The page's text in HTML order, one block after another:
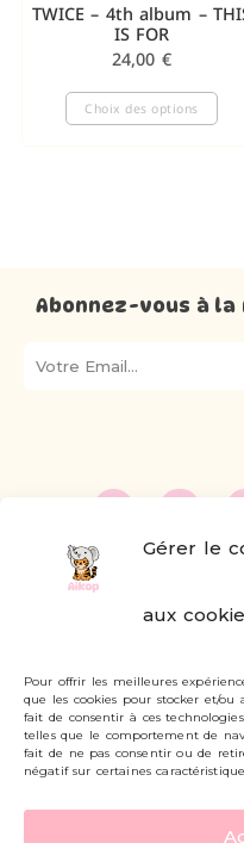
Gérer le
aux
Pour offrir les meilleures
que les cookies pour stocker et/ou
fait de consentir à ces
telles que le comportement de
fait de ne pas consentir ou de
négatif sur certaines
TWICE – 4th album –
IS FOR
24,00 €
Choix des options
Abonnez-vous à
Livraisons et
Mon compte
Carte cadeau